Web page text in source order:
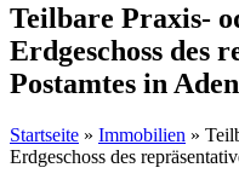
Teilbare Praxis-
Erdgeschoss des
Postamtes in
Startseite » Immobilien »
Erdgeschoss des